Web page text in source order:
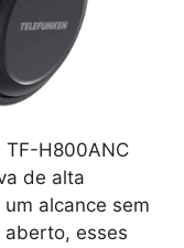
TF-H800ANC
de alta
alcance sem
esses